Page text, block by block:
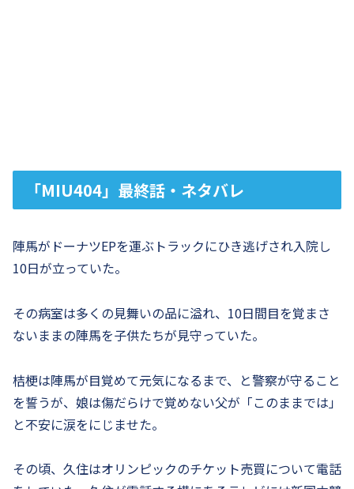
「MIU404」最終話・ネタバレ
陣馬がドーナツEPを運ぶトラックにひき逃げされ入院し
10日が立っていた。
その病室は多くの見舞いの品に溢れ、10日間目を覚まさ
ないままの陣馬を子供たちが見守っていた。
桔梗は陣馬が目覚めて元気になるまで、と警察が守ること
を誓うが、娘は傷だらけで覚めない父が「このままでは」
と不安に涙をにじませた。
その頃、久住はオリンピックのチケット売買について電話